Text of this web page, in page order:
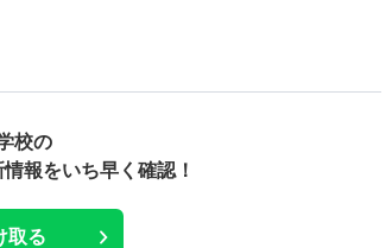
校の
報をいち早く確認！
取る